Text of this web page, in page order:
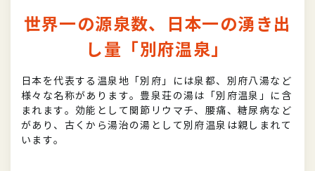
世界一の源泉数、日本一の湧き出
し量「別府温泉」
日本を代表する温泉地「別府」には泉都、別府八湯など
様々な名称があります。豊泉荘の湯は「別府温泉」に含
まれます。効能として関節リウマチ、腰痛、糖尿病など
があり、古くから湯治の湯として別府温泉は親しまれて
います。